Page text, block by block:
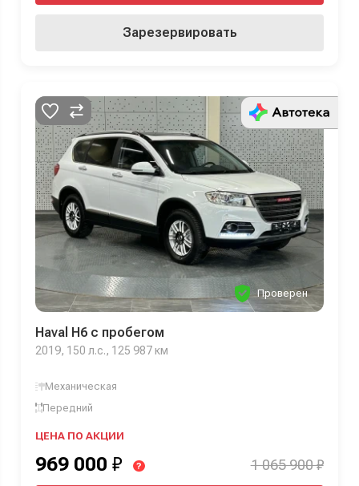
Зарезервировать
Проверен
Haval H6 с пробегом
2019, 150 л.с., 125 987 км
Механическая
Передний
ЦЕНА ПО АКЦИИ
969 000 ₽ ? 1 065 900 ₽